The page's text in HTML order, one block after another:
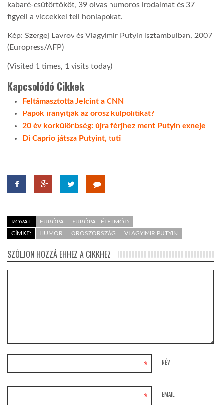
kabaré-csütörtököt, 39 olvas humoros irodalmat és 37
figyeli a viccekkel teli honlapokat.
Kép: Szergej Lavrov és Vlagyimir Putyin Isztambulban, 2007
(Europress/AFP)
(Visited 1 times, 1 visits today)
Kapcsolódó Cikkek
Feltámasztotta Jelcint a CNN
Papok irányítják az orosz külpolitikát?
20 év korkülönbség: újra férjhez ment Putyin exneje
Di Caprio játsza Putyint, tuti
ROVAT: EURÓPA
EURÓPA - ÉLETMÓD
CÍMKE:
HUMOR OROSZORSZÁG VLAGYIMIR PUTYIN
SZÓLJON HOZZÁ EHHEZ A CIKKHEZ
NÉV
*
EMAIL
*